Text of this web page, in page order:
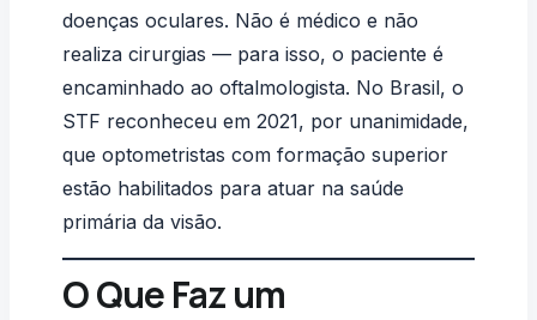
doenças oculares. Não é médico e não
realiza cirurgias — para isso, o paciente é
encaminhado ao oftalmologista. No Brasil, o
STF reconheceu em 2021, por unanimidade,
que optometristas com formação superior
estão habilitados para atuar na saúde
primária da visão.
O Que Faz um